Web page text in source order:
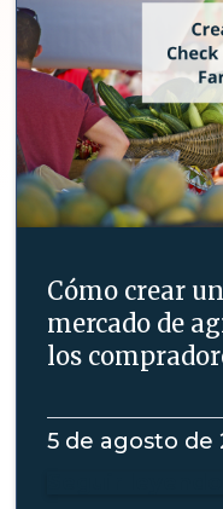
Cómo crear
mercado de
los
5 de agosto de